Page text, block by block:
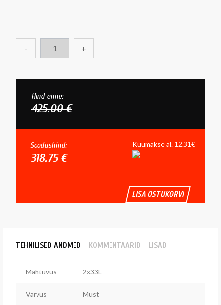
- +
Hind enne:
425.00 €
Soodushind:
318.75 €
Kuumakse al. 12.31€
LISA OSTUKORVI
TEHNILISED ANDMED KOMMENTAARID LISAD
Mahtuvus 2x33L
Värvus Must